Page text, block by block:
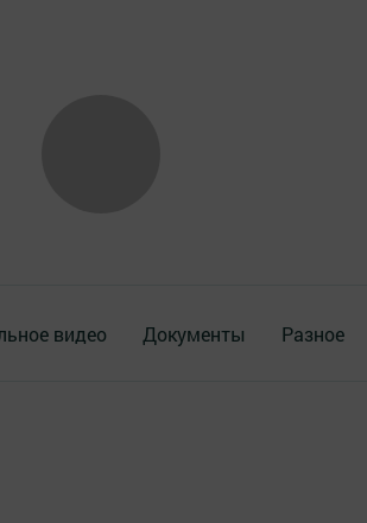
видео Документы Разное